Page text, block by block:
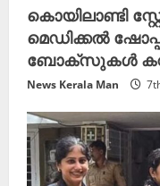
കൊയിലാണ്ടി
മെഡിക്കൽ
ബോക്സുകൾ
News Kerala Man